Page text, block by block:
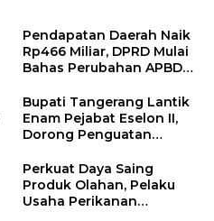
Pendapatan Daerah Naik
Rp466 Miliar, DPRD Mulai
Bahas Perubahan APBD
Bupati Tangerang Lantik
Enam Pejabat Eselon II,
Dorong Penguatan
Publik
Perkuat Daya Saing
Produk Olahan, Pelaku
Usaha Perikanan